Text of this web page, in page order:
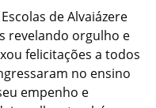
de Alvaiázere
revelando orgulho e
felicitações a todos
no ensino
empenho e